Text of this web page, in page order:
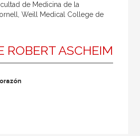
de Medicina de la
Weill Medical College de
ROBERT ASCHEIM